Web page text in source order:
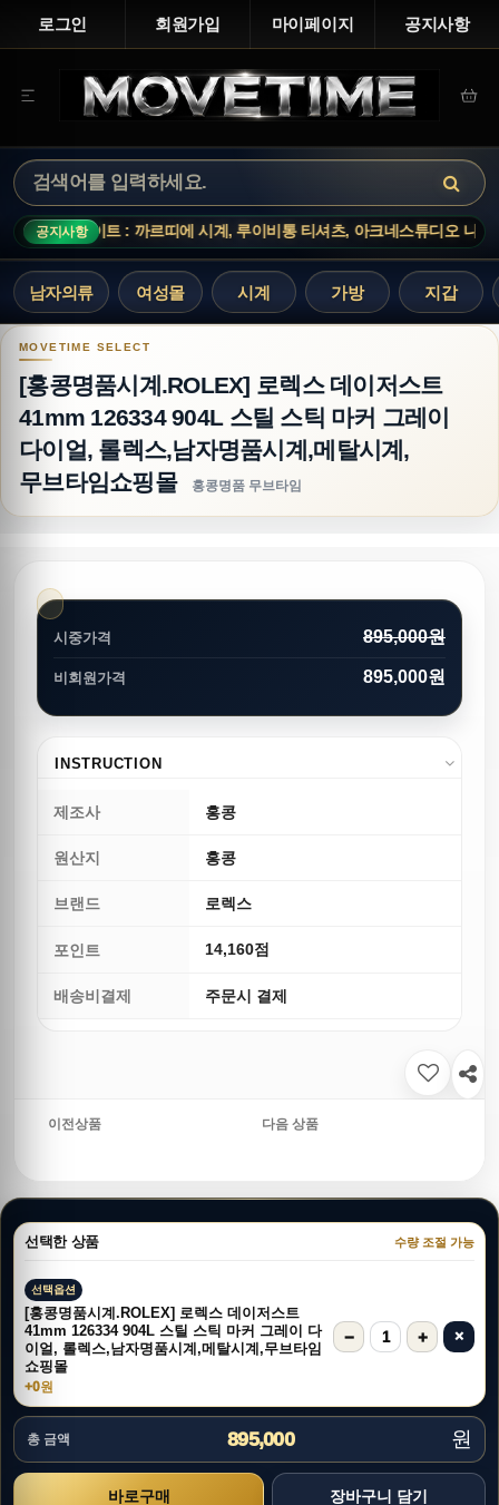
로그인 회원가입 마이페이지 공지사항
공지사항
티셔츠, 아크네스튜디오 니트, 버버리 바지 총 18개가 입고되었습니다.
남자의류 여성몰 시계 가방 지갑
[홍콩명품시계.ROLEX] 로렉스 데이저스트
[홍콩명품시계.ROLEX] 로렉스 데이저스트
41mm 126334 904L 스틸 스틱 마커 그레이
다이얼, 롤렉스,남자명품시계,메탈시계,
무브타임쇼핑몰
홍콩명품 무브타임
시중가격 895,000원
비회원가격 895,000원
INSTRUCTION
제조사 홍콩
원산지 홍콩
브랜드 로렉스
포인트 14,160점
배송비결제 주문시 결제
이전상품 다음 상품
선택한 상품 수량 조절 가능
선택옵션
[홍콩명품시계.ROLEX] 로렉스 데이저스트
41mm 126334 904L 스틸 스틱 마커 그레이 다
이얼, 롤렉스,남자명품시계,메탈시계,무브타임
쇼핑몰
+0원
− 1 + ×
총 금액 895,000 원